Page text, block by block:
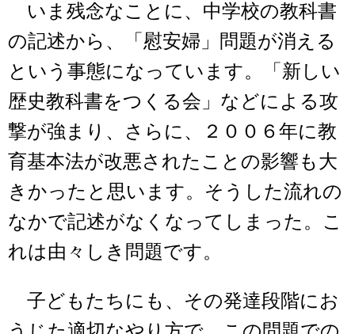
いま残念なことに、中学校の教科書
の記述から、「慰安婦」問題が消える
という事態になっています。「新しい
歴史教科書をつくる会」などによる攻
撃が強まり、さらに、２００６年に教
育基本法が改悪されたことの影響も大
きかったと思います。そうした流れの
なかで記述がなくなってしまった。こ
れは由々しき問題です。
子どもたちにも、その発達段階にお